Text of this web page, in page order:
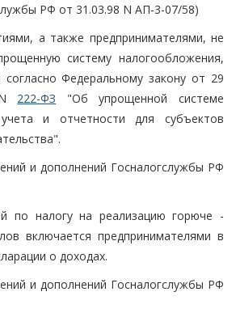
РФ от 31.03.98 N АП-3-07/58)
а также предпринимателями, не
систему налогообложения,
Федеральному закону от 29
222-ФЗ "Об упрощенной системе
и отчетности для субъектов
и дополнений Госналогслужбы РФ
по налогу на реализацию горюче -
включается предпринимателями в
о доходах.
и дополнений Госналогслужбы РФ